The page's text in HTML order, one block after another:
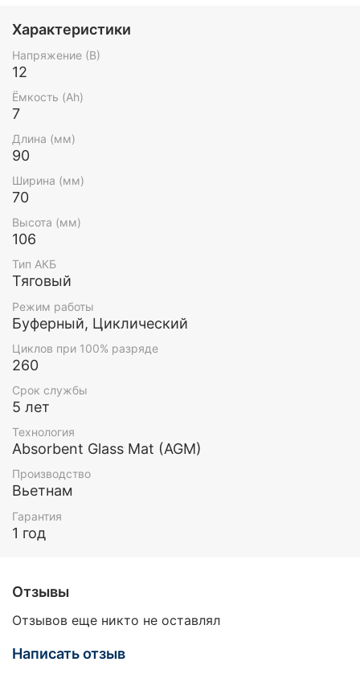
Характеристики
Напряжение (В)
12
Ёмкость (Ah)
7
Длина (мм)
90
Ширина (мм)
70
Высота (мм)
106
Тип АКБ
Тяговый
Режим работы
Буферный, Циклический
Циклов при 100% разряде
260
Срок службы
5 лет
Технология
Absorbent Glass Mat (AGM)
Производство
Вьетнам
Гарантия
1 год
Отзывы
Отзывов еще никто не оставлял
Написать отзыв